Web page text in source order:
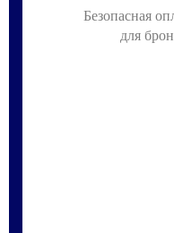
Безопасная
для